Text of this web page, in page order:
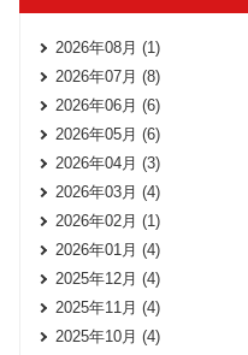
2026年08月 (1)
2026年07月 (8)
2026年06月 (6)
2026年05月 (6)
2026年04月 (3)
2026年03月 (4)
2026年02月 (1)
2026年01月 (4)
2025年12月 (4)
2025年11月 (4)
2025年10月 (4)